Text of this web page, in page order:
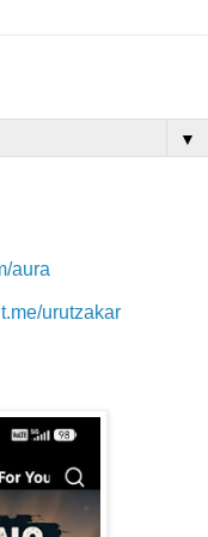
▼
aura
t.me/urutzakar